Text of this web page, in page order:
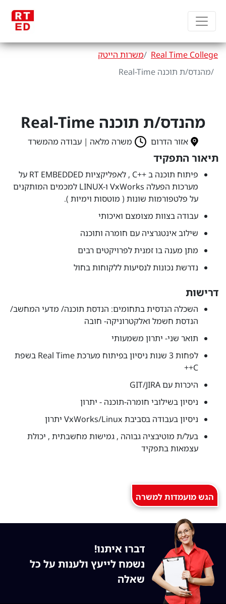
Real Time College
משרות הייטק
מהנדס/ת תוכנה Real-Time
מהנדס/ת תוכנה Real-Time
אזור הדרום משרה מלאה | עבודה מהמשרד
תיאור התפקיד
פיתוח תוכנה ב ++C , לאפליקציות RT EMBEDDED על
מערכות הפעלה VxWorks ו-LINUX למכמים המותקנים
על פלטפורמות שונות ( מוטסות וימיות ).
עבודה בצוות מצומצם ואיכותי
שילוב אינטגרציה עם חומרה ותוכנה
מתן מענה בו זמנית לפרויקטים רבים
נדרשת נכונות לנסיעות ללקוחות בחול
דרישות
השכלה הנדסית בתחומים: הנדסת תוכנה/ מדעי המחשב/
הנדסת חשמל ואלקטרוניקה- חובה
תואר שני- יתרון משמעותי
לפחות 3 שנות ניסיון בפיתוח מערכת Real Time בשפת
C++
היכרות עם GIT/JIRA
ניסיון בשילובי חומרה-תוכנה - יתרון
ניסיון בעבודה בסביבת VxWorks/Linux יתרון
בעל/ת מוטיבציה גבוהה , גמישות מחשבתית , יכולת
עצמאות בתפקיד
הגש מועמדות למשרה
זו
דברו איתנו!
נשמח לייעץ ולענות על כל
שאלה